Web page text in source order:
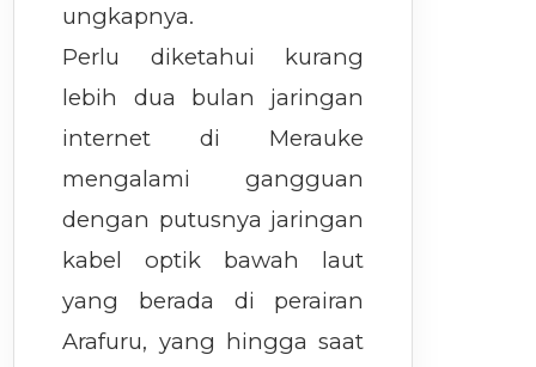
ungkapnya.
Perlu diketahui kurang
lebih dua bulan jaringan
internet di Merauke
mengalami gangguan
dengan putusnya jaringan
kabel optik bawah laut
yang berada di perairan
Arafuru, yang hingga saat